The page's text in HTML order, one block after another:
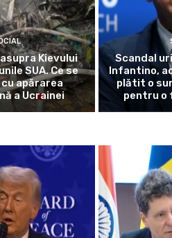
Kievului
SUA. Ce se
apărarea
a Ucrainei
Scandal
Infantino,
plătit o
pentru o